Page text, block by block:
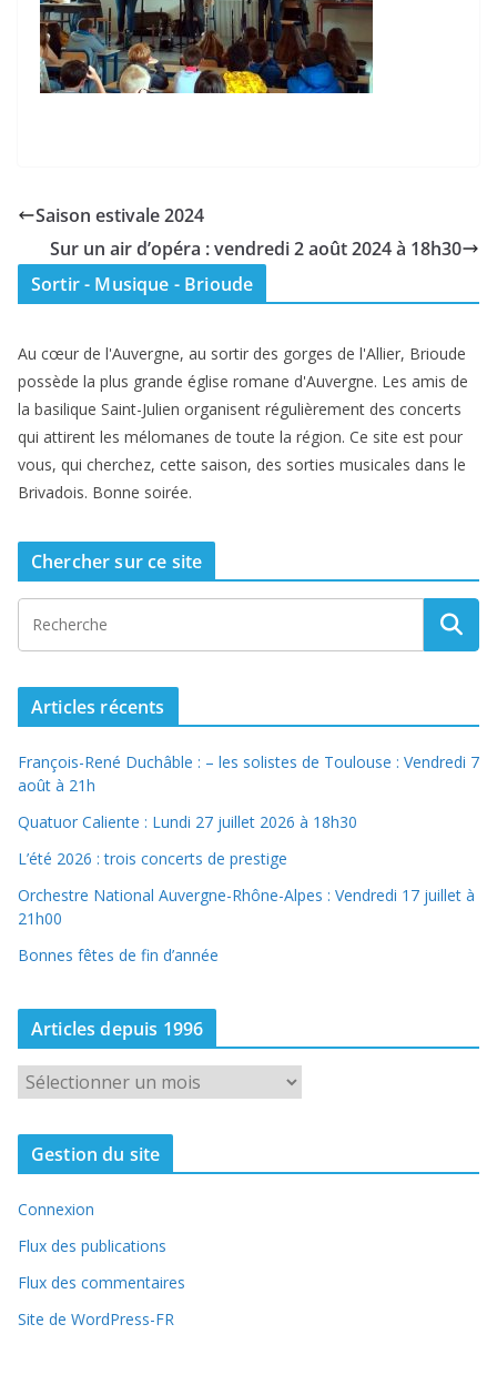
Saison estivale 2024
Sur un air d’opéra : vendredi 2 août 2024 à 18h30
Sortir - Musique - Brioude
Au cœur de l'Auvergne, au sortir des gorges de l'Allier, Brioude
possède la plus grande église romane d'Auvergne. Les amis de
la basilique Saint-Julien organisent régulièrement des concerts
qui attirent les mélomanes de toute la région. Ce site est pour
vous, qui cherchez, cette saison, des sorties musicales dans le
Brivadois. Bonne soirée.
Chercher sur ce site
Articles récents
François-René Duchâble : – les solistes de Toulouse : Vendredi 7
août à 21h
Quatuor Caliente : Lundi 27 juillet 2026 à 18h30
L’été 2026 : trois concerts de prestige
Orchestre National Auvergne-Rhône-Alpes : Vendredi 17 juillet à
21h00
Bonnes fêtes de fin d’année
Articles depuis 1996
r
t
l
e
s
e
Gestion du site
Connexion
Flux des publications
Flux des commentaires
Site de WordPress-FR